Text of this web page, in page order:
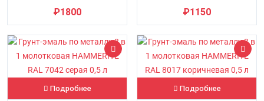
черная 0,75 л
₽1800
черная 0,5 л
₽1150
Подробнее Подробнее